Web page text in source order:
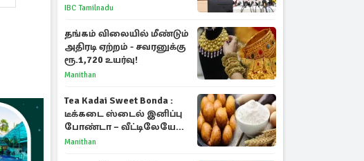
IBC Tamilnadu
தங்கம் விலையில் மீண்டும்
அதிரடி ஏற்றம் - சவரனுக்கு
ரூ.1,720 உயர்வு!
Manithan
Tea Kadai Sweet Bonda :
டீக்கடை ஸ்டைல் இனிப்பு
போண்டா – வீட்டிலேயே
செய்வது எப்படி?
Manithan